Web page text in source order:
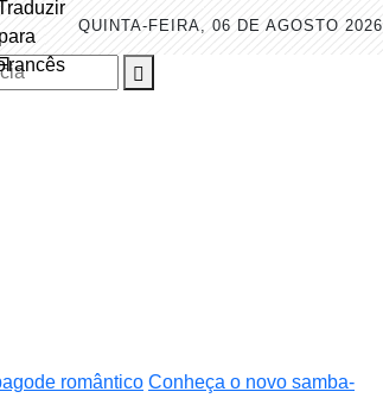
QUINTA-FEIRA, 06 DE AGOSTO 2026
romântico Conheça o novo samba-